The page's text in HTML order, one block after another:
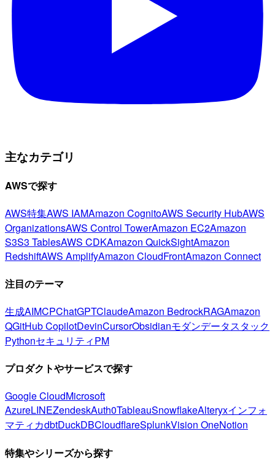
主なカテゴリ
AWSで探す
AWS特集AWS IAMAmazon CognitoAWS Security HubAWS
OrganizationsAWS Control TowerAmazon EC2Amazon
S3S3 TablesAWS CDKAmazon QuickSightAmazon
RedshiftAWS AmplifyAmazon CloudFrontAmazon Connect
注目のテーマ
生成AIMCPChatGPTClaudeAmazon BedrockRAGAmazon
QGitHub CopilotDevinCursorObsidianモダンデータスタック
PythonセキュリティPM
プロダクトやサービスで探す
Google CloudMicrosoft
AzureLINEZendeskAuth0TableauSnowflakeAlteryxインフォ
マティカdbtDuckDBCloudflareSplunkVision OneNotion
特集やシリーズから探す